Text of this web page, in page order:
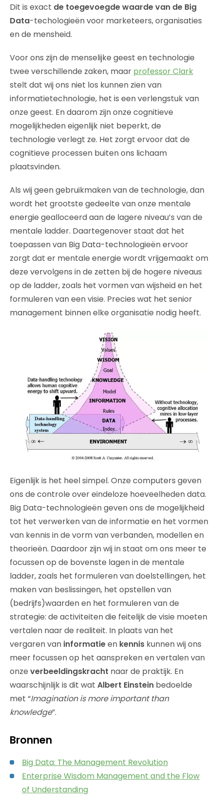
Dit is exact de toegevoegde waarde van de Big
Data-techologieën voor marketeers, organisaties
en de mensheid.
Voor ons zijn de menselijke geest en technologie
twee verschillende zaken, maar professor Clark
stelt dat wij ons niet los kunnen zien van
informatietechnologie, het is een verlengstuk van
onze geest. En daarom zijn onze cognitieve
mogelijkheden eigenlijk niet beperkt, de
technologie verlegt ze. Het zorgt ervoor dat de
cognitieve processen buiten ons lichaam
plaatsvinden.
Als wij geen gebruikmaken van de technologie, dan
wordt het grootste gedeelte van onze mentale
energie gealloceerd aan de lagere niveau’s van de
mentale ladder. Daartegenover staat dat het
toepassen van Big Data-technologieën ervoor
zorgt dat er mentale energie wordt vrijgemaakt om
deze vervolgens in de zetten bij de hogere niveaus
op de ladder, zoals het vormen van wijsheid en het
formuleren van een visie. Precies wat het senior
management binnen elke organisatie nodig heeft.
Eigenlijk is het heel simpel. Onze computers geven
ons de controle over eindeloze hoeveelheden data.
Big Data-technologieën geven ons de mogelijkheid
tot het verwerken van de informatie en het vormen
van kennis in de vorm van verbanden, modellen en
theorieën. Daardoor zijn wij in staat om ons meer te
focussen op de bovenste lagen in de mentale
ladder, zoals het formuleren van doelstellingen, het
maken van beslissingen, het opstellen van
(bedrijfs)waarden en het formuleren van de
strategie: de activiteiten die feitelijk de visie moeten
vertalen naar de realiteit. In plaats van het
vergaren van informatieen kennis kunnen wij ons
meer focussen op het aanspreken en vertalen van
onze verbeeldingskracht naar de praktijk. En
waarschijnlijk is dit wat Albert Einstein bedoelde
met “Imagination is more important than
knowledge”.
Bronnen
Big Data: The Management Revolution
Enterprise Wisdom Management and the Flow
of Understanding